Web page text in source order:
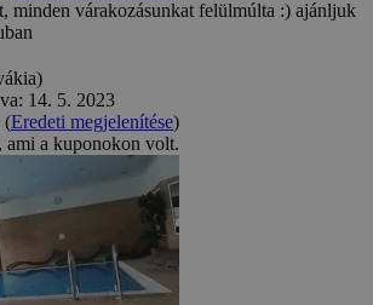
minden várakozásunkat felülmúlta :) ajánljuk
14. 5. 2023
(Eredeti megjelenítése)
ami a kuponokon volt.